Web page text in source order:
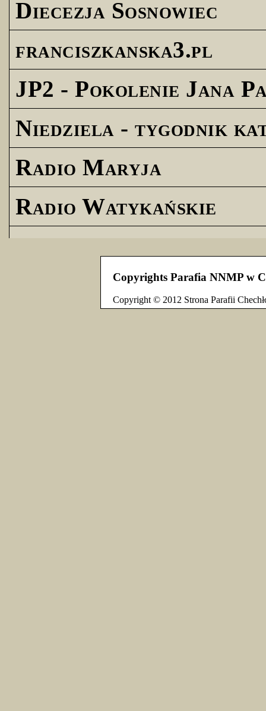
Diecezja Sosnowiec
franciszkanska3.pl
JP2 - Pokolenie Jana
Niedziela - tygodnik
Radio Maryja
Radio Watykańskie
Copyrights Parafia NNMP w
Copyright © 2012 Strona Parafii